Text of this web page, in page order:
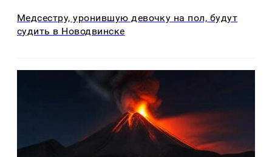
Медсестру, уронившую девочку на пол, будут
судить в Новодвинске